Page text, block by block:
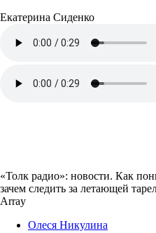
Екатерина Сиденко
«Толк радио»: новости. Как
зачем следить за летающей
Array
Олеся Никулина